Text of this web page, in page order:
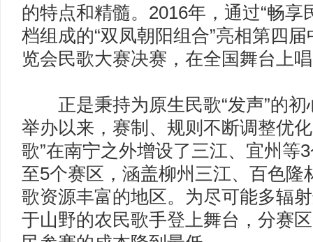
的特点和精髓。2016年，通过“畅享
档组成的“双凤朝阳组合”亮相第四
览会民歌大赛决赛，在全国舞台上
正是秉持为原生民歌“发声”的初
举办以来，赛制、规则不断调整优
歌”在南宁之外增设了三江、宜州等
至5个赛区，涵盖柳州三江、百色隆
歌资源丰富的地区。为尽可能多辐
于山野的农民歌手登上舞台，分赛